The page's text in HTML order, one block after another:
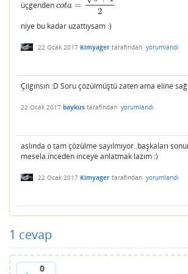
üçgenden cota =
2
cota= 5+ 12
niye bu kadar uzattıysam :)
22 Ocak 2017 Kimyager tarafından yorumlandı
Çılgınsın :D Soru çözülmüştü zaten ama eline
22 Ocak 2017 baykus tarafından yorumlandı
aslında o tam çözülme sayılmıyor..başkaları
mesela.inceden inceye anlatmak lazım :)
22 Ocak 2017 Kimyager tarafından yorumlandı
1 cevap
0